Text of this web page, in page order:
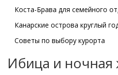
Коста-Брава для семейного
Канарские острова круглый
Советы по выбору курорта
Ибица и ночная